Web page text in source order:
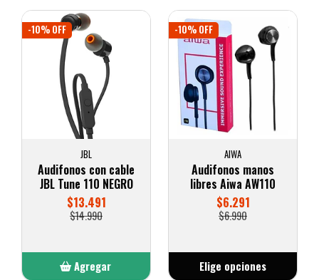
-10% OFF
JBL
Audifonos con cable
JBL Tune 110 NEGRO
$13.491
$14.990
Agregar
-10% OFF
AIWA
Audifonos manos
libres Aiwa AW110
$6.291
$6.990
Elige opciones